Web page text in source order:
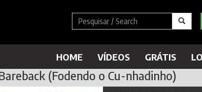
HOME VÍDEOS GRÁTIS
(Fodendo o Cu-nhadinho)